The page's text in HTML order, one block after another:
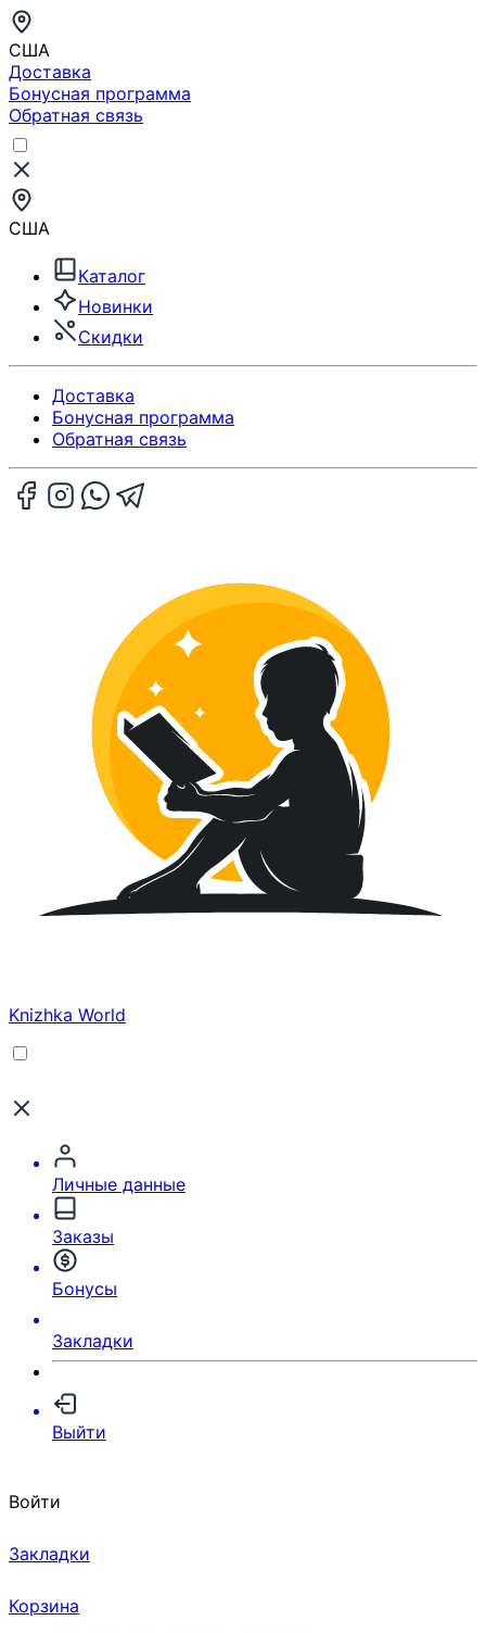
США
Доставка
Бонусная программа
Обратная связь
США
Каталог
Новинки
Скидки
Доставка
Бонусная программа
Обратная связь
Knizhka World
Личные данные
Заказы
Бонусы
Закладки
Выйти
Войти
Закладки
Корзина